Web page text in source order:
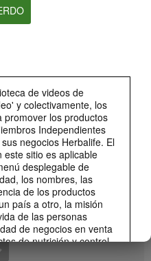
de videos de
y colectivamente, los
promover los productos
Independientes
negocios Herbalife. El
sitio es aplicable
desplegable de
los nombres, las
de los productos
país a otro, la misión
de las personas
de negocios en venta
de nutrición y control
partes.
0:59
sabores de Liftoff!
y frutas tropicales.